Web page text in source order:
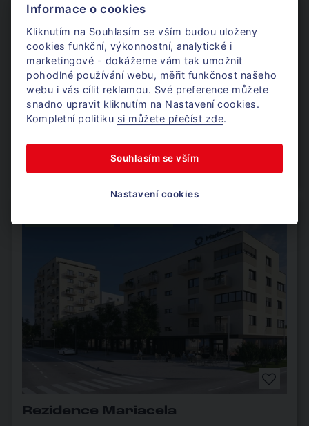
Avriopoint
Sochorova, Brno - Žabovřesky
Nájem
Rezidence Mariacela
Informace o cookies
Kliknutím na Souhlasím se vším budou uloženy
cookies funkční, výkonnostní, analytické i
marketingové - dokážeme vám tak umožnit
pohodlné používání webu, měřit funkčnost našeho
webu i vás cílit reklamou. Své preference můžete
snadno upravit kliknutím na Nastavení cookies.
Kompletní politiku si můžete přečíst zde.
Souhlasím se vším
Nastavení cookies